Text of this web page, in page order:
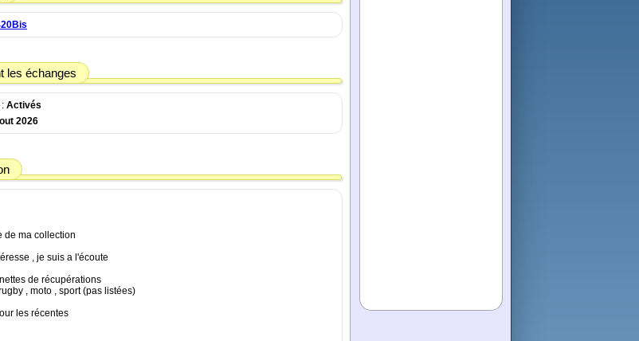
les échanges
Activés
2026
de ma collection
, je suis a l'écoute
de récupérations
, moto , sport (pas listées)
les récentes